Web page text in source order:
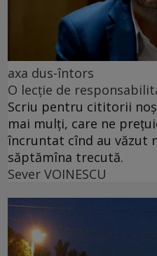
axa dus-întors
O lecție de
Scriu pentru cititorii
mai mulți, care ne
încruntat cînd au văzut
săptămîna trecută.
Sever VOINESCU